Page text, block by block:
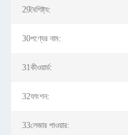
29বৈশিষ্ট্য:
30পণ্যের নাম:
31কীওয়ার্ড:
32ফাংশন:
33লেজার পাওয়ার: